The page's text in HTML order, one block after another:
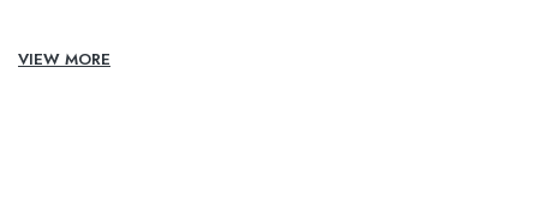
VIEW MORE